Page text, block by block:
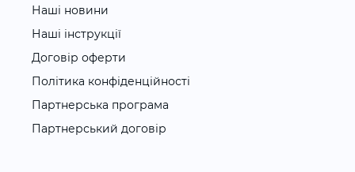
Наші новини
Наші інструкції
Договір оферти
Політика конфіденційності
Партнерська програма
Партнерський договір